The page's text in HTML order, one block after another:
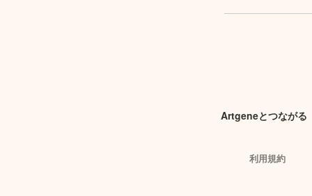
Artgeneとつながる
利用規約